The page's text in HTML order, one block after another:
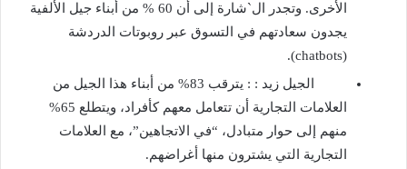
الأخرى. وتجدر ال`شارة إلى أن 60 % من أبناء جيل الألفية
يجدون سعادتهم في التسوق عبر روبوتات الدردشة
(chatbots).
الجيل زيد : : يترقب 83% من أبناء هذا الجيل من
العلامات التجارية أن تتعامل معهم كأفراد، ويتطلع 65%
منهم إلى حوار متبادل، “في الاتجاهين”، مع العلامات
التجارية التي يشترون منها أغراضهم.